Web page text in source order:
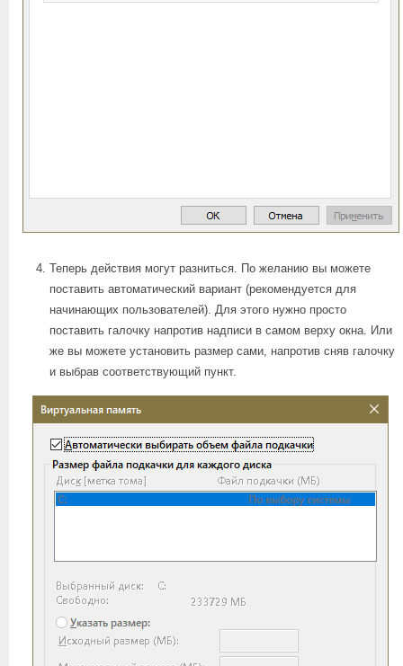
Теперь действия могут разниться. По желанию вы можете
поставить автоматический вариант (рекомендуется для
начинающих пользователей). Для этого нужно просто
поставить галочку напротив надписи в самом верху окна. Или
же вы можете установить размер сами, напротив сняв галочку
и выбрав соответствующий пункт.